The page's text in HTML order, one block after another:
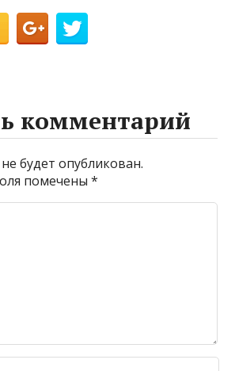
комментарий
будет опубликован.
помечены*